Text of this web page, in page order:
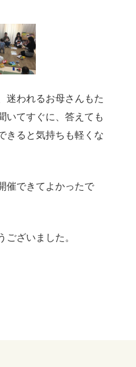
迷われるお母さんもた
いてすぐに、答えても
きると気持ちも軽くな
催できてよかったで
ざいました。